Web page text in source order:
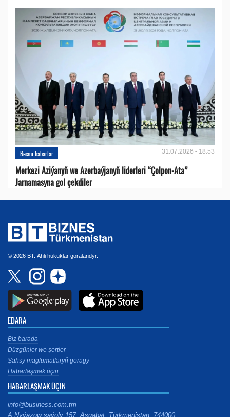
Resmi habarlar 31.07.2026 - 18:53
Merkezi Aziýanyň we Azerbaýjanyň liderleri “Çolpon-Ata”
Jarnamasyna gol çekdiler
© 2026 BT. Ähli hukuklar goralandyr.
EDARA
Biz barada
Düzgünler we şertler
Şahsy maglumatlaryň goragy
Habarlaşmak üçin
HABARLAŞMAK ÜÇIN
info@business.com.tm
A.Nyýazow şaýoly 157, Aşgabat, Türkmenistan, 744000